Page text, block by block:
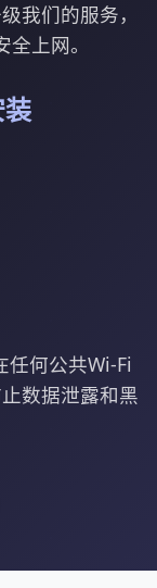
我们的服务，
上网。
任何公共Wi-Fi
数据泄露和黑